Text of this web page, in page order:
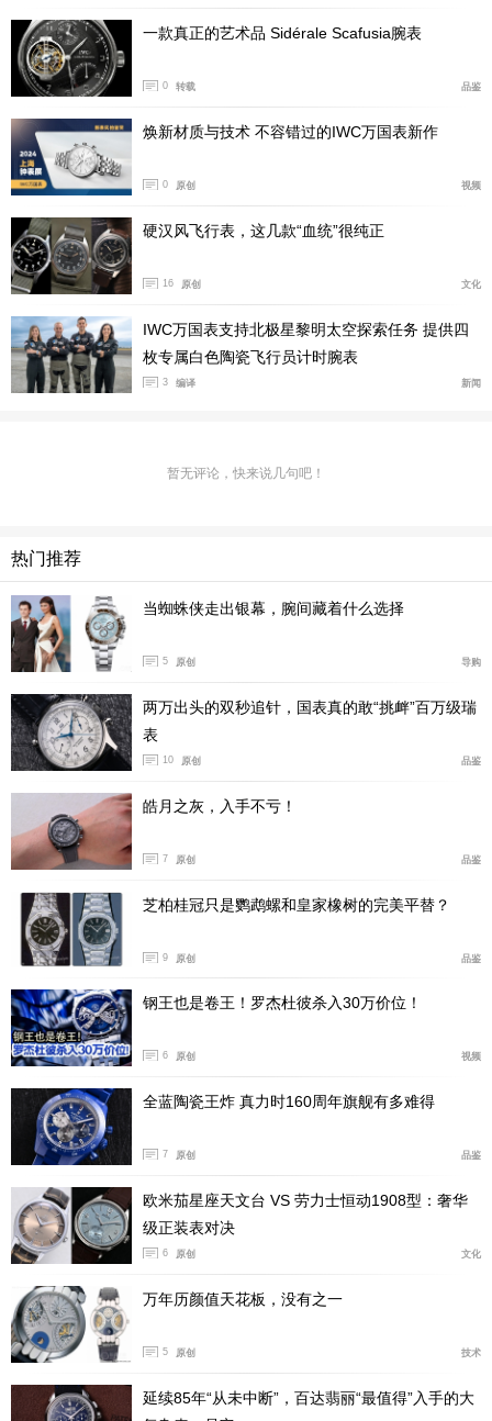
保留了运动钢表该有的存在感，也不会影响日常佩戴。
钛金属版本
精钢版本的不同颜色表盘
外观上最吸引人的，当然还是这块蓝色表盘。在2023
年的日内瓦表展上，万国就推出了以杰罗·尊达在1970年
代设计的工程师SL腕表为原型的全新工程师，其中就有钛
金属版本，以及黑、白、海蓝色三种不同表盘的精钢版
本。而这枚万国蓝，则是后续推出的版本，更加丰富了万
国表盘的颜色。
表盘上带有工程师系列标志性的网格纹理，让表盘在
不同光线下有层次变化。指针、时标和日期窗口方面，这
枚表还是走万国一贯的清晰路线。
一款真正的艺术品 Sidérale Scafusia腕表
0 转载 品鉴
焕新材质与技术 不容错过的IWC万国表新作
0 原创 视频
硬汉风飞行表，这几款“血统”很纯正
16 原创 文化
IWC万国表支持北极星黎明太空探索任务 提供四
枚专属白色陶瓷飞行员计时腕表
3 编译 新闻
暂无评论，快来说几句吧！
热门推荐
当蜘蛛侠走出银幕，腕间藏着什么选择
5 原创 导购
两万出头的双秒追针，国表真的敢“挑衅”百万级瑞
表
10 原创 品鉴
皓月之灰，入手不亏！
7 原创 品鉴
芝柏桂冠只是鹦鹉螺和皇家橡树的完美平替？
9 原创 品鉴
钢王也是卷王！罗杰杜彼杀入30万价位！
6 原创 视频
全蓝陶瓷王炸 真力时160周年旗舰有多难得
7 原创 品鉴
欧米茄星座天文台 VS 劳力士恒动1908型：奢华
级正装表对决
6 原创 文化
万年历颜值天花板，没有之一
5 原创 技术
延续85年“从未中断”，百达翡丽“最值得”入手的大